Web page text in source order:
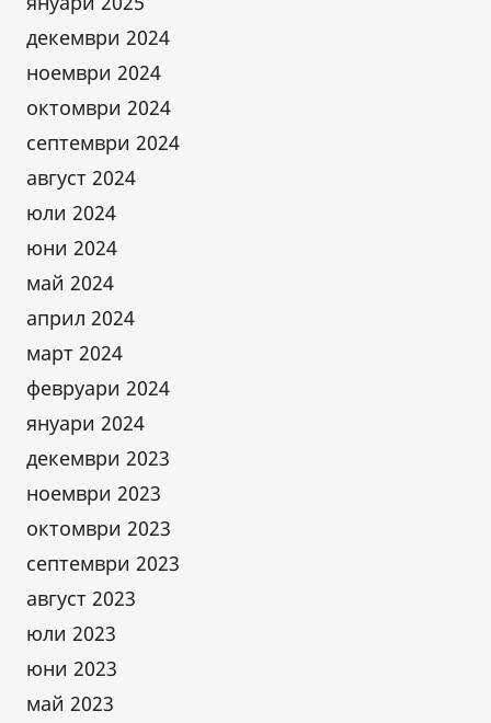
декември 2024
ноември 2024
октомври 2024
септември 2024
август 2024
юли 2024
юни 2024
май 2024
април 2024
март 2024
февруари 2024
януари 2024
декември 2023
ноември 2023
октомври 2023
септември 2023
август 2023
юли 2023
юни 2023
май 2023